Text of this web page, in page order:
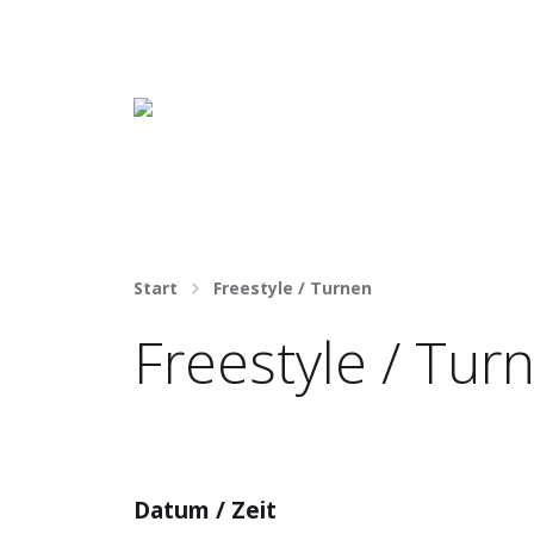
Häng nicht rum. Mach was draus!
Start Freestyle / Turnen
Freestyle /
Datum / Zeit